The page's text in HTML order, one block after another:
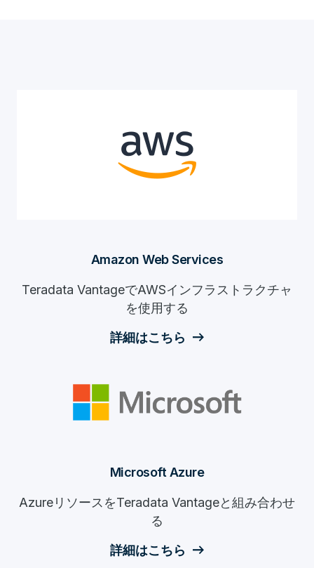
Amazon Web Services
Teradata VantageでAWSインフラストラクチャ
を使用する
詳細はこちら
Microsoft Azure
AzureリソースをTeradata Vantageと組み合わせ
る
詳細はこちら